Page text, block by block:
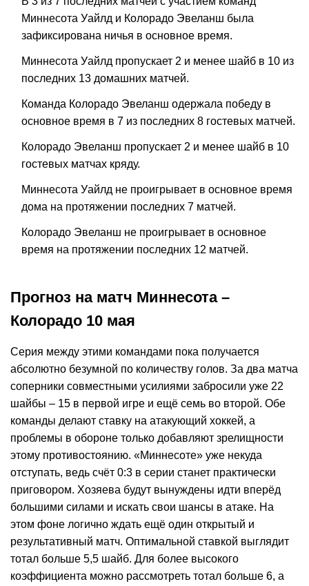
Миннесота Уайлд и Колорадо Эвеланш была
зафиксирована ничья в основное время.
Миннесота Уайлд пропускает 2 и менее шайб в 10 из
последних 13 домашних матчей.
Команда Колорадо Эвеланш одержала победу в
основное время в 7 из последних 8 гостевых матчей.
Колорадо Эвеланш пропускает 2 и менее шайб в 10
гостевых матчах кряду.
Миннесота Уайлд не проигрывает в основное время
дома на протяжении последних 7 матчей.
Колорадо Эвеланш не проигрывает в основное
время на протяжении последних 12 матчей.
Прогноз на матч Миннесота –
Колорадо 10 мая
Серия между этими командами пока получается
абсолютно безумной по количеству голов. За два матча
соперники совместными усилиями забросили уже 22
шайбы – 15 в первой игре и ещё семь во второй. Обе
команды делают ставку на атакующий хоккей, а
проблемы в обороне только добавляют зрелищности
этому противостоянию. «Миннесоте» уже некуда
отступать, ведь счёт 0:3 в серии станет практически
приговором. Хозяева будут вынуждены идти вперёд
большими силами и искать свои шансы в атаке. На
этом фоне логично ждать ещё один открытый и
результативный матч. Оптимальной ставкой выглядит
тотал больше 5,5 шайб. Для более высокого
коэффициента можно рассмотреть тотал больше 6, а